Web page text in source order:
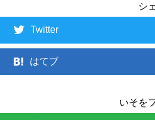
シ
Twitter
はてブ
いそを